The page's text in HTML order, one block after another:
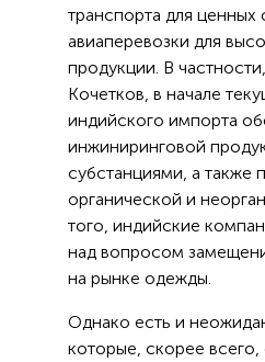
транспорта для ценных
авиаперевозки для
продукции. В
Кочетков, в начале
индийского импорта
инжиниринговой
субстанциями, а также
органической и
того, индийские
над вопросом
на рынке одежды.
Однако есть и
которые, скорее